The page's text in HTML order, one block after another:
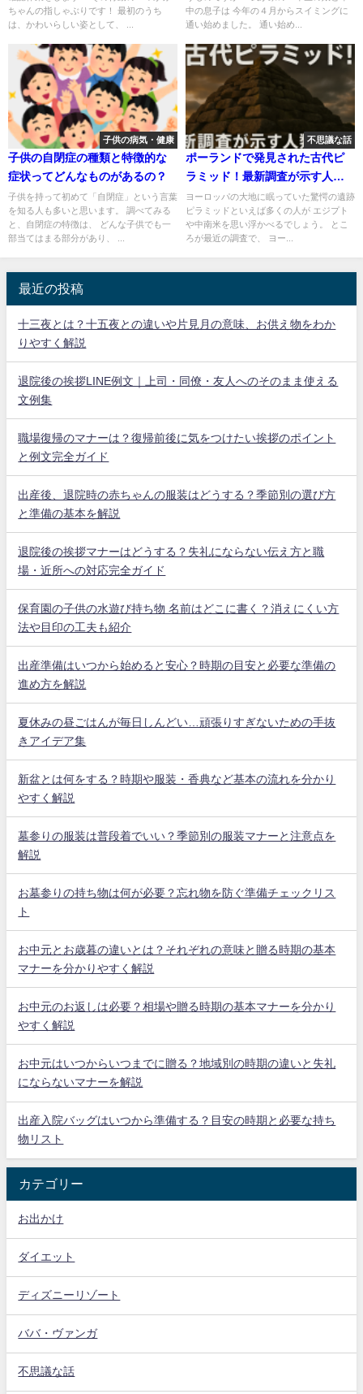
ちゃんの指しゃぶりです！ 最初のうち
は、かわいらしい姿として、 ...
中の息子は 今年の４月からスイミングに
通い始めました。 通い始め...
子供の病気・健康
子供の自閉症の種類と特徴的な
症状ってどんなものがあるの？
子供を持って初めて「自閉症」という言葉
を知る人も多いと思います。 調べてみる
と、自閉症の特徴は、 どんな子供でも一
部当てはまる部分があり、 ...
不思議な話
ポーランドで発見された古代ピ
ラミッド！最新調査が示す人類
史を書き換える新たな謎とは？
ヨーロッパの大地に眠っていた驚愕の遺跡
ピラミッドといえば多くの人が エジプト
や中南米を思い浮かべるでしょう。 とこ
ろが最近の調査で、 ヨー...
最近の投稿
十三夜とは？十五夜との違いや片見月の意味、お供え物をわか
りやすく解説
退院後の挨拶LINE例文｜上司・同僚・友人へのそのまま使える
文例集
職場復帰のマナーは？復帰前後に気をつけたい挨拶のポイント
と例文完全ガイド
出産後、退院時の赤ちゃんの服装はどうする？季節別の選び方
と準備の基本を解説
退院後の挨拶マナーはどうする？失礼にならない伝え方と職
場・近所への対応完全ガイド
保育園の子供の水遊び持ち物 名前はどこに書く？消えにくい方
法や目印の工夫も紹介
出産準備はいつから始めると安心？時期の目安と必要な準備の
進め方を解説
夏休みの昼ごはんが毎日しんどい…頑張りすぎないための手抜
きアイデア集
新盆とは何をする？時期や服装・香典など基本の流れを分かり
やすく解説
墓参りの服装は普段着でいい？季節別の服装マナーと注意点を
解説
お墓参りの持ち物は何が必要？忘れ物を防ぐ準備チェックリス
ト
お中元とお歳暮の違いとは？それぞれの意味と贈る時期の基本
マナーを分かりやすく解説
お中元のお返しは必要？相場や贈る時期の基本マナーを分かり
やすく解説
お中元はいつからいつまでに贈る？地域別の時期の違いと失礼
にならないマナーを解説
出産入院バッグはいつから準備する？目安の時期と必要な持ち
物リスト
カテゴリー
お出かけ
ダイエット
ディズニーリゾート
ババ・ヴァンガ
不思議な話